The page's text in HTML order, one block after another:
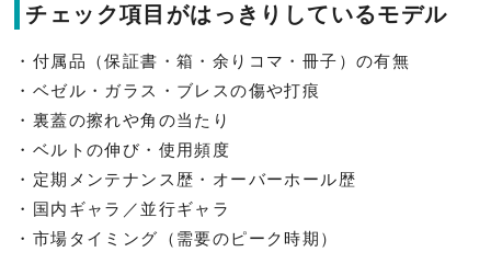
チェック項目がはっきりしているモデル
・付属品（保証書・箱・余りコマ・冊子）の有無
・ベゼル・ガラス・ブレスの傷や打痕
・裏蓋の擦れや角の当たり
・ベルトの伸び・使用頻度
・定期メンテナンス歴・オーバーホール歴
・国内ギャラ／並行ギャラ
・市場タイミング（需要のピーク時期）